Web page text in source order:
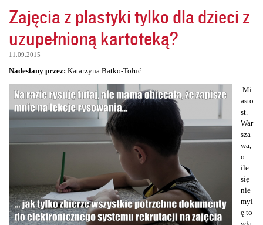
Zajęcia z plastyki tylko dla dzieci z
uzupełnioną kartoteką?
11.09.2015
Nadesłany przez: Katarzyna Batko-Tołuć
Mi
asto
st.
War
sza
wa,
o
ile
się
nie
myl
ę to